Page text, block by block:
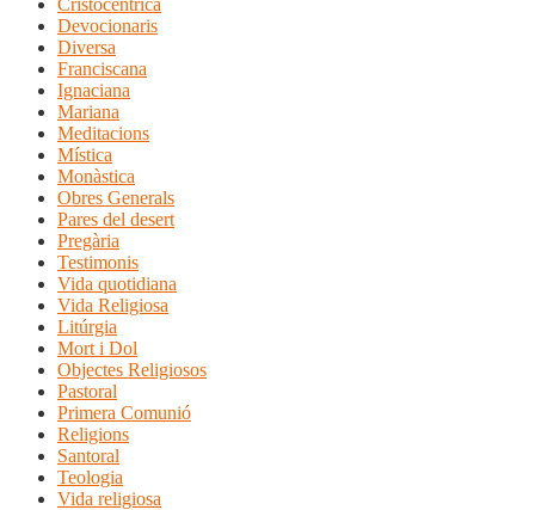
Cristocéntrica
Devocionaris
Diversa
Franciscana
Ignaciana
Mariana
Meditacions
Mística
Monàstica
Obres Generals
Pares del desert
Pregària
Testimonis
Vida quotidiana
Vida Religiosa
Litúrgia
Mort i Dol
Objectes Religiosos
Pastoral
Primera Comunió
Religions
Santoral
Teologia
Vida religiosa